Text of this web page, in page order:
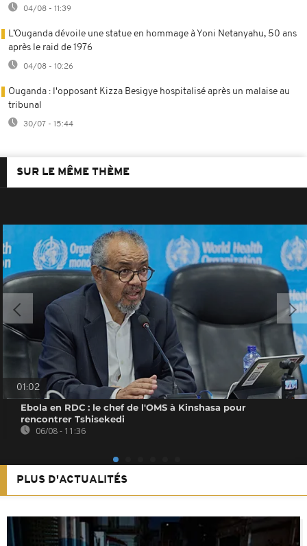
04/08 - 11:39
L’Ouganda dévoile une statue en hommage à Yoni Netanyahu, 50 ans
après le raid de 1976
04/08 - 10:26
Ouganda : l'opposant Kizza Besigye hospitalisé après un malaise au
tribunal
30/07 - 15:44
SUR LE MÊME THÈME
01:02
Ebola en RDC : le chef de l'OMS à Kinshasa pour
rencontrer Tshisekedi
06/08 - 11:36
PLUS D'ACTUALITÉS